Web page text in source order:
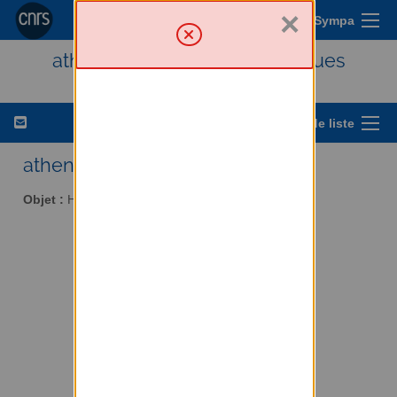
Menu Sympa
athena - Histoire des techniques
Options de liste
athena AT services.cnrs.fr
Objet : Histoire des techniques
×